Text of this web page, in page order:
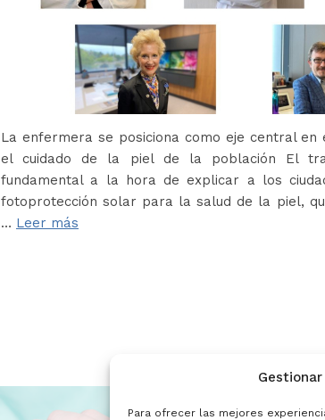
Para ofrecer las mejores
La enfermera se posiciona como eje central
el cuidado de la piel de la población El
fundamental a la hora de explicar a los
fotoprotección solar para la salud de la piel,
… Leer más